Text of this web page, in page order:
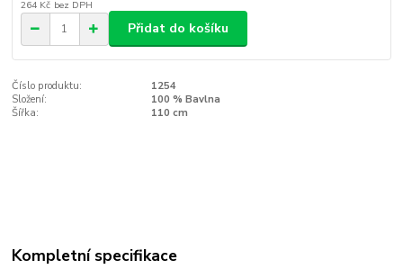
264 Kč bez DPH
Přidat do košíku
Číslo produktu:
1254
Složení:
100 % Bavlna
Šířka:
110 cm
Kompletní specifikace